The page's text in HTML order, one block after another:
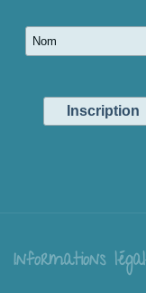
Informations